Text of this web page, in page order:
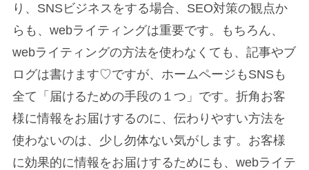
り、SNSビジネスをする場合、SEO対策の観点か
らも、webライティングは重要です。もちろん、
webライティングの方法を使わなくても、記事やブ
ログは書けます♡ですが、ホームページもSNSも
全て「届けるための手段の１つ」です。折角お客
様に情報をお届けするのに、伝わりやすい方法を
使わないのは、少し勿体ない気がします。お客様
に効果的に情報をお届けするためにも、webライテ